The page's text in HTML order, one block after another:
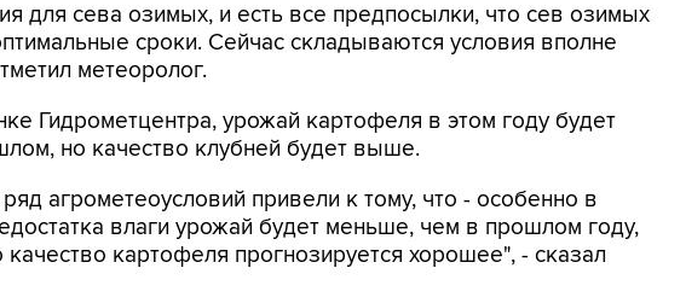
для сева озимых, и есть все предпосылки, что сев озимых
сроки. Сейчас складываются условия вполне
метеоролог.
Гидрометцентра, урожай картофеля в этом году будет
но качество клубней будет выше.
агрометеоусловий привели к тому, что - особенно в
влаги урожай будет меньше, чем в прошлом году,
картофеля прогнозируется хорошее", - сказал